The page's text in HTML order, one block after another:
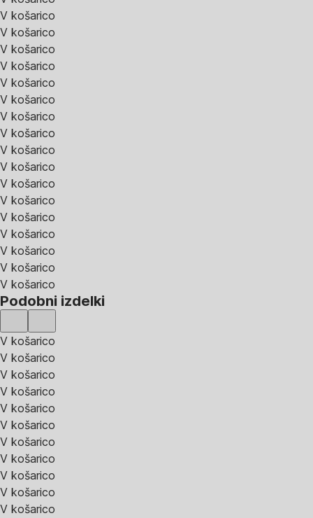
V košarico
V košarico
V košarico
V košarico
V košarico
V košarico
V košarico
V košarico
V košarico
V košarico
V košarico
V košarico
V košarico
V košarico
V košarico
V košarico
V košarico
Podobni izdelki
V košarico
V košarico
V košarico
V košarico
V košarico
V košarico
V košarico
V košarico
V košarico
V košarico
V košarico